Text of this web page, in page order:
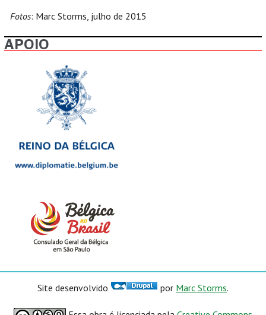
Fotos: Marc Storms, julho de 2015
APOIO
Site desenvolvido por Marc Storms.